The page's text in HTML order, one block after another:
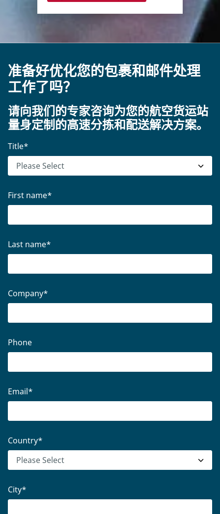
准备好优化您的包裹和邮件处理
工作了吗？
请向我们的专家咨询为您的航空货运站
量身定制的高速分拣和配送解决方案。
Title*
First name*
Last name*
Company*
Phone
Email*
Country*
City*